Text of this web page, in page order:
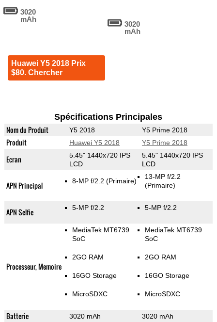
3020
mAh
Huawei Y5 2018 Prix
$80. Chercher
3020
mAh
Spécifications Principales
Nom du Produit Y5 2018 Y5 Prime 2018
Produit Huawei Y5 2018 Y5 Prime 2018
Ecran
5.45" 1440x720 IPS
LCD
5.45" 1440x720 IPS
LCD
APN Principal 8-MP f/2.2 (Primaire)
13-MP f/2.2
(Primaire)
APN Selfie 5-MP f/2.2 5-MP f/2.2
Processeur, Memoire
MediaTek MT6739
SoC
2GO RAM
16GO Storage
MicroSDXC
MediaTek MT6739
SoC
2GO RAM
16GO Storage
MicroSDXC
Batterie 3020 mAh 3020 mAh